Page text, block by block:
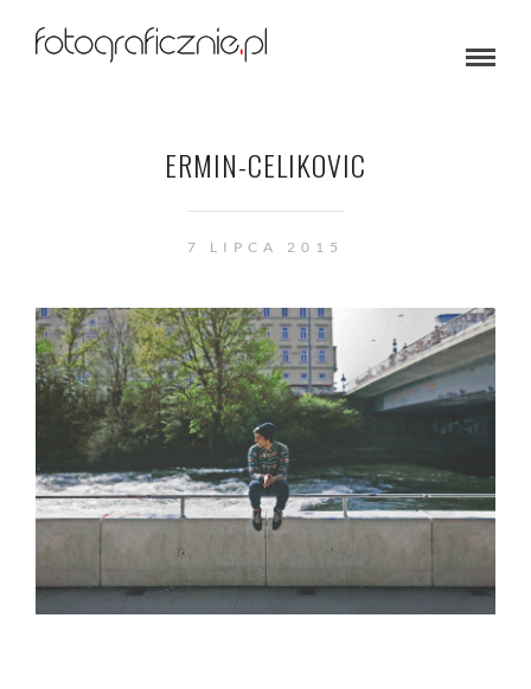
ERMIN-CELIKOVIC
7 LIPCA 2015